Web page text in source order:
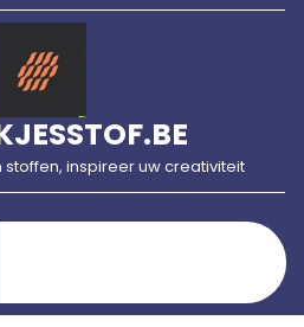
inspireer uw creativiteit